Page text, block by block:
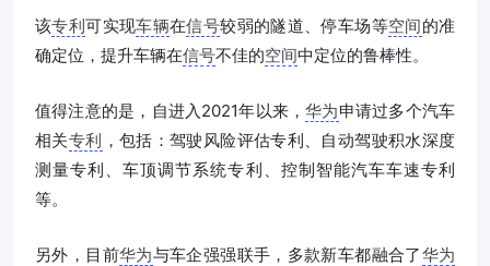
该专利可实现车辆在信号较弱的隧道、停车场等空间的准
确定位，提升车辆在信号不佳的空间中定位的鲁棒性。
值得注意的是，自进入2021年以来，华为申请过多个汽车
相关专利 ，包括：驾驶风险评估专利、自动驾驶积水深度
测量专利、车顶调节系统专利、控制智能汽车车速专利
等。
另外，目前华为与车企强强联手，多款新车都融合了华为